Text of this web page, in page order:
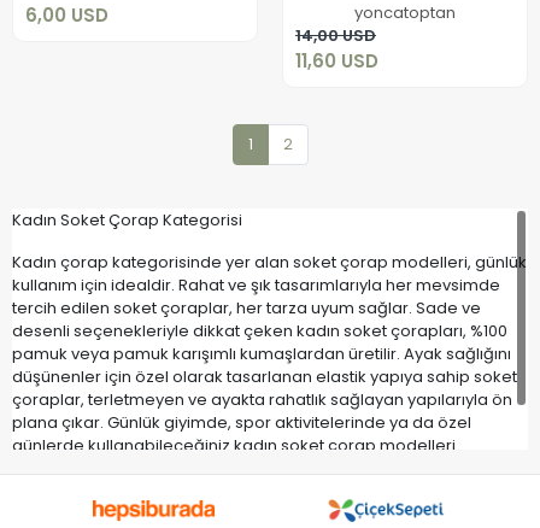
6,00 USD
yoncatoptan
14,00 USD
11,60 USD
Add to cart
1 2
Kadın Soket Çorap Kategorisi
Kadın çorap kategorisinde yer alan soket çorap modelleri, günlük
kullanım için idealdir. Rahat ve şık tasarımlarıyla her mevsimde
tercih edilen soket çoraplar, her tarza uyum sağlar. Sade ve
desenli seçenekleriyle dikkat çeken kadın soket çorapları, %100
pamuk veya pamuk karışımlı kumaşlardan üretilir. Ayak sağlığını
düşünenler için özel olarak tasarlanan elastik yapıya sahip soket
çoraplar, terletmeyen ve ayakta rahatlık sağlayan yapılarıyla ön
plana çıkar. Günlük giyimde, spor aktivitelerinde ya da özel
günlerde kullanabileceğiniz kadın soket çorap modelleri